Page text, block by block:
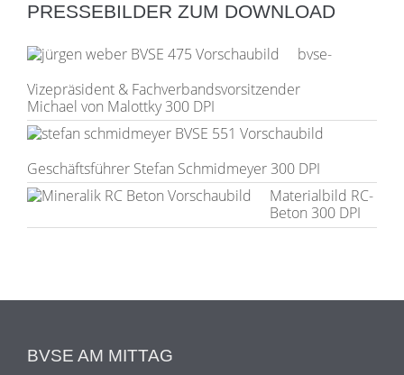
PRESSEBILDER ZUM DOWNLOAD
bvse-
Vizepräsident & Fachverbandsvorsitzender
Michael von Malottky 300 DPI
Geschäftsführer Stefan Schmidmeyer 300 DPI
Materialbild RC-
Beton 300 DPI
BVSE AM MITTAG